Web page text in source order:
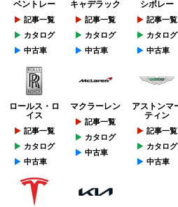
ベントレー
記事一覧
カタログ
中古車
キャデラック
記事一覧
カタログ
中古車
シボレー
記事一覧
カタログ
中古車
ロールス・ロ
イス
記事一覧
カタログ
中古車
マクラーレン
記事一覧
カタログ
中古車
アストンマ
ティン
記事一覧
カタログ
中古車